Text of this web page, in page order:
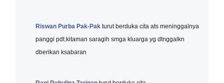
Riswan Purba Pak-Pak turut berduka cita ats meninggalnya
panggi pdt.kitaman saragih smga kluarga yg dtnggalkn
dberikan ksabaran